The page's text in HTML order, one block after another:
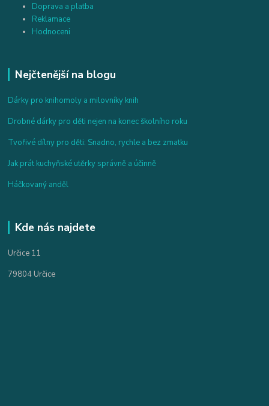
Doprava a platba
Reklamace
Hodnoceni
Nejčtenější na blogu
Dárky pro knihomoly a milovníky knih
Drobné dárky pro děti nejen na konec školního roku
Tvořivé dílny pro děti: Snadno, rychle a bez zmatku
Jak prát kuchyňské utěrky správně a účinně
Háčkovaný anděl
Kde nás najdete
Určice 11
79804 Určice